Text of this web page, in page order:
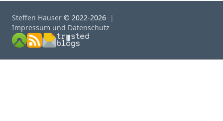
Steffen Hauser © 2022-2026
Impressum und Datenschutz